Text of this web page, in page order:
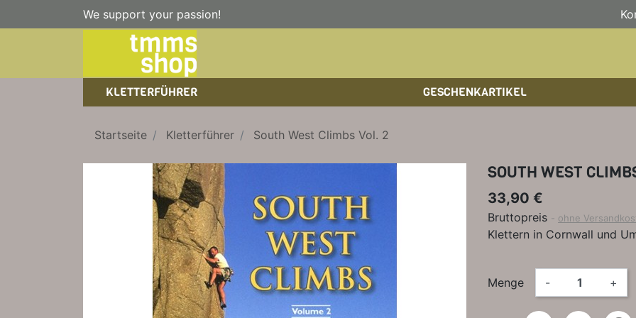
We support your passion!
KLETTERFÜHRER
KLETTER-KALENDER
GESCHENKARTIKEL
Startseite Kletterführer South West Climbs Vol. 2
SOUTH WEST
33,90 €
Bruttopreis ohne
Klettern in Cornwall und
Menge - +